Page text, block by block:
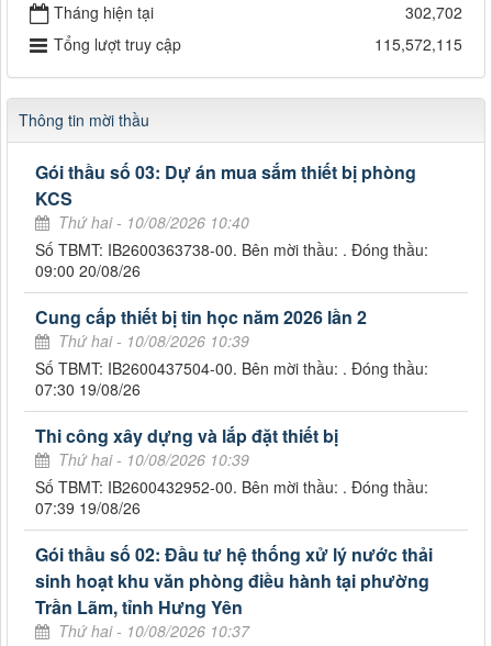
Tháng hiện tại
302,702
Tổng lượt truy cập
115,572,115
Thông tin mời thầu
Gói thầu số 03: Dự án mua sắm thiết bị phòng
KCS
Thứ hai - 10/08/2026 10:40
Số TBMT: IB2600363738-00. Bên mời thầu: . Đóng thầu:
09:00 20/08/26
Cung cấp thiết bị tin học năm 2026 lần 2
Thứ hai - 10/08/2026 10:39
Số TBMT: IB2600437504-00. Bên mời thầu: . Đóng thầu:
07:30 19/08/26
Thi công xây dựng và lắp đặt thiết bị
Thứ hai - 10/08/2026 10:39
Số TBMT: IB2600432952-00. Bên mời thầu: . Đóng thầu:
07:39 19/08/26
Gói thầu số 02: Đầu tư hệ thống xử lý nước thải
sinh hoạt khu văn phòng điều hành tại phường
Trần Lãm, tỉnh Hưng Yên
Thứ hai - 10/08/2026 10:37